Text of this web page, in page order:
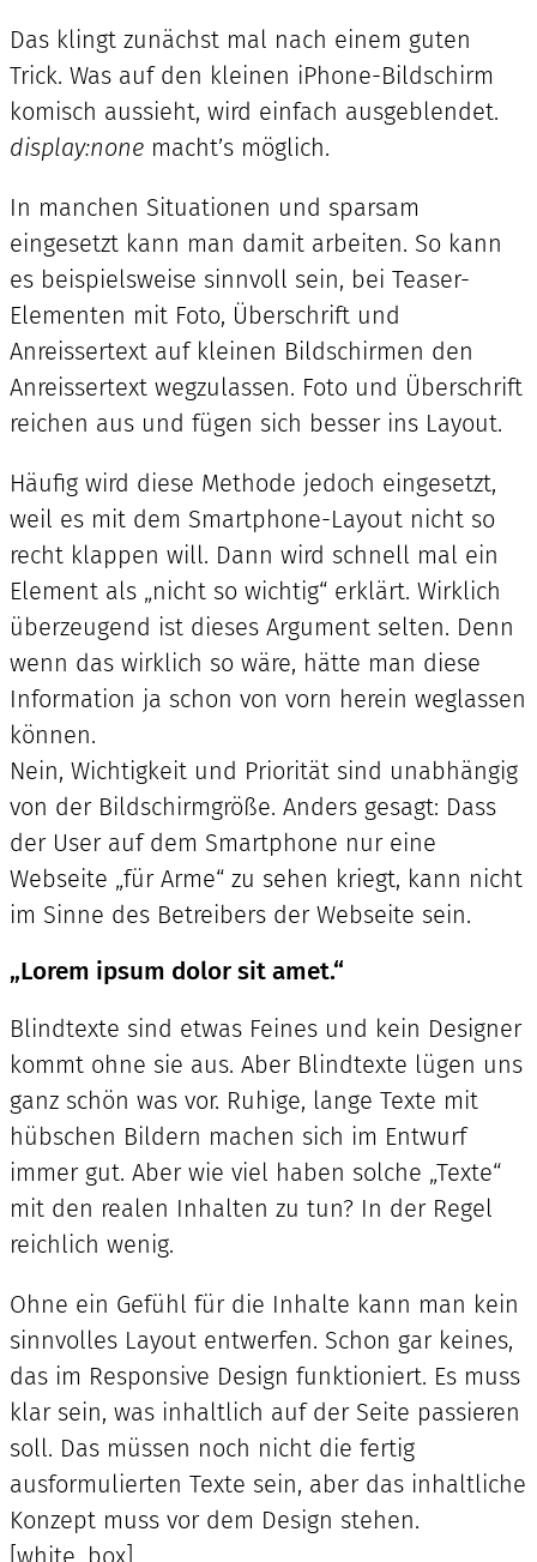
Das klingt zunächst mal nach einem guten
Trick. Was auf den kleinen iPhone-Bildschirm
komisch aussieht, wird einfach ausgeblendet.
display:none macht’s möglich.
In manchen Situationen und sparsam
eingesetzt kann man damit arbeiten. So kann
es beispielsweise sinnvoll sein, bei Teaser-
Elementen mit Foto, Überschrift und
Anreissertext auf kleinen Bildschirmen den
Anreissertext wegzulassen. Foto und Überschrift
reichen aus und fügen sich besser ins Layout.
Häufig wird diese Methode jedoch eingesetzt,
weil es mit dem Smartphone-Layout nicht so
recht klappen will. Dann wird schnell mal ein
Element als „nicht so wichtig“ erklärt. Wirklich
überzeugend ist dieses Argument selten. Denn
wenn das wirklich so wäre, hätte man diese
Information ja schon von vorn herein weglassen
können.
Nein, Wichtigkeit und Priorität sind unabhängig
von der Bildschirmgröße. Anders gesagt: Dass
der User auf dem Smartphone nur eine
Webseite „für Arme“ zu sehen kriegt, kann nicht
im Sinne des Betreibers der Webseite sein.
„Lorem ipsum dolor sit amet.“
Blindtexte sind etwas Feines und kein Designer
kommt ohne sie aus. Aber Blindtexte lügen uns
ganz schön was vor. Ruhige, lange Texte mit
hübschen Bildern machen sich im Entwurf
immer gut. Aber wie viel haben solche „Texte“
mit den realen Inhalten zu tun? In der Regel
reichlich wenig.
Ohne ein Gefühl für die Inhalte kann man kein
sinnvolles Layout entwerfen. Schon gar keines,
das im Responsive Design funktioniert. Es muss
klar sein, was inhaltlich auf der Seite passieren
soll. Das müssen noch nicht die fertig
ausformulierten Texte sein, aber das inhaltliche
Konzept muss vor dem Design stehen.
[white_box]